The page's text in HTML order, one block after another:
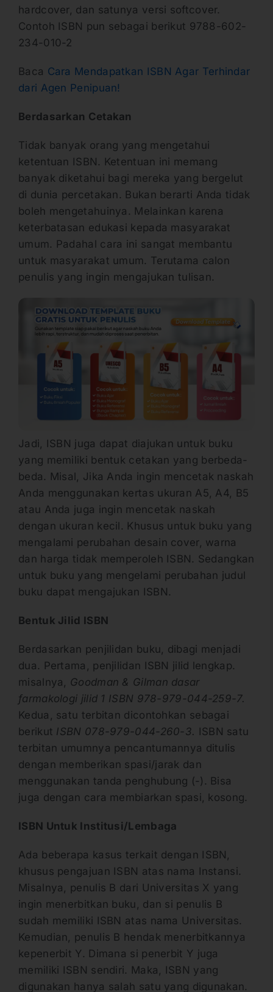
hardcover, dan satunya versi softcover.
Contoh ISBN pun sebagai berikut 9788-602-
234-010-2
Baca Cara Mendapatkan ISBN Agar Terhindar
dari Agen Penipuan!
Berdasarkan Cetakan
Tidak banyak orang yang mengetahui
ketentuan ISBN. Ketentuan ini memang
banyak diketahui bagi mereka yang bergelut
di dunia percetakan. Bukan berarti Anda tidak
boleh mengetahuinya. Melainkan karena
keterbatasan edukasi kepada masyarakat
umum. Padahal cara ini sangat membantu
untuk masyarakat umum. Terutama calon
penulis yang ingin mengajukan tulisan.
Jadi, ISBN juga dapat diajukan untuk buku
yang memiliki bentuk cetakan yang berbeda-
beda. Misal, Jika Anda ingin mencetak naskah
Anda menggunakan kertas ukuran A5, A4, B5
atau Anda juga ingin mencetak naskah
dengan ukuran kecil. Khusus untuk buku yang
mengalami perubahan desain cover, warna
dan harga tidak memperoleh ISBN. Sedangkan
untuk buku yang mengelami perubahan judul
buku dapat mengajukan ISBN.
Bentuk Jilid ISBN
Berdasarkan penjilidan buku, dibagi menjadi
dua. Pertama, penjilidan ISBN jilid lengkap.
misalnya, Goodman & Gilman dasar
farmakologi jilid 1 ISBN 978-979-044-259-7.
Kedua, satu terbitan dicontohkan sebagai
berikut ISBN 078-979-044-260-3.
ISBN satu
terbitan umumnya pencantumannya ditulis
dengan memberikan spasi/jarak dan
menggunakan tanda penghubung (-). Bisa
juga dengan cara membiarkan spasi, kosong.
ISBN Untuk Institusi/Lembaga
Ada beberapa kasus terkait dengan ISBN,
khusus pengajuan ISBN atas nama Instansi.
Misalnya, penulis B dari Universitas X yang
ingin menerbitkan buku, dan si penulis B
sudah memiliki ISBN atas nama Universitas.
Kemudian, penulis B hendak menerbitkannya
kepenerbit Y. Dimana si penerbit Y juga
memiliki ISBN sendiri. Maka, ISBN yang
digunakan hanya salah satu yang digunakan.